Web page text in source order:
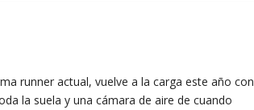
runner actual, vuelve a la carga este año con
la suela y una cámara de aire de cuando